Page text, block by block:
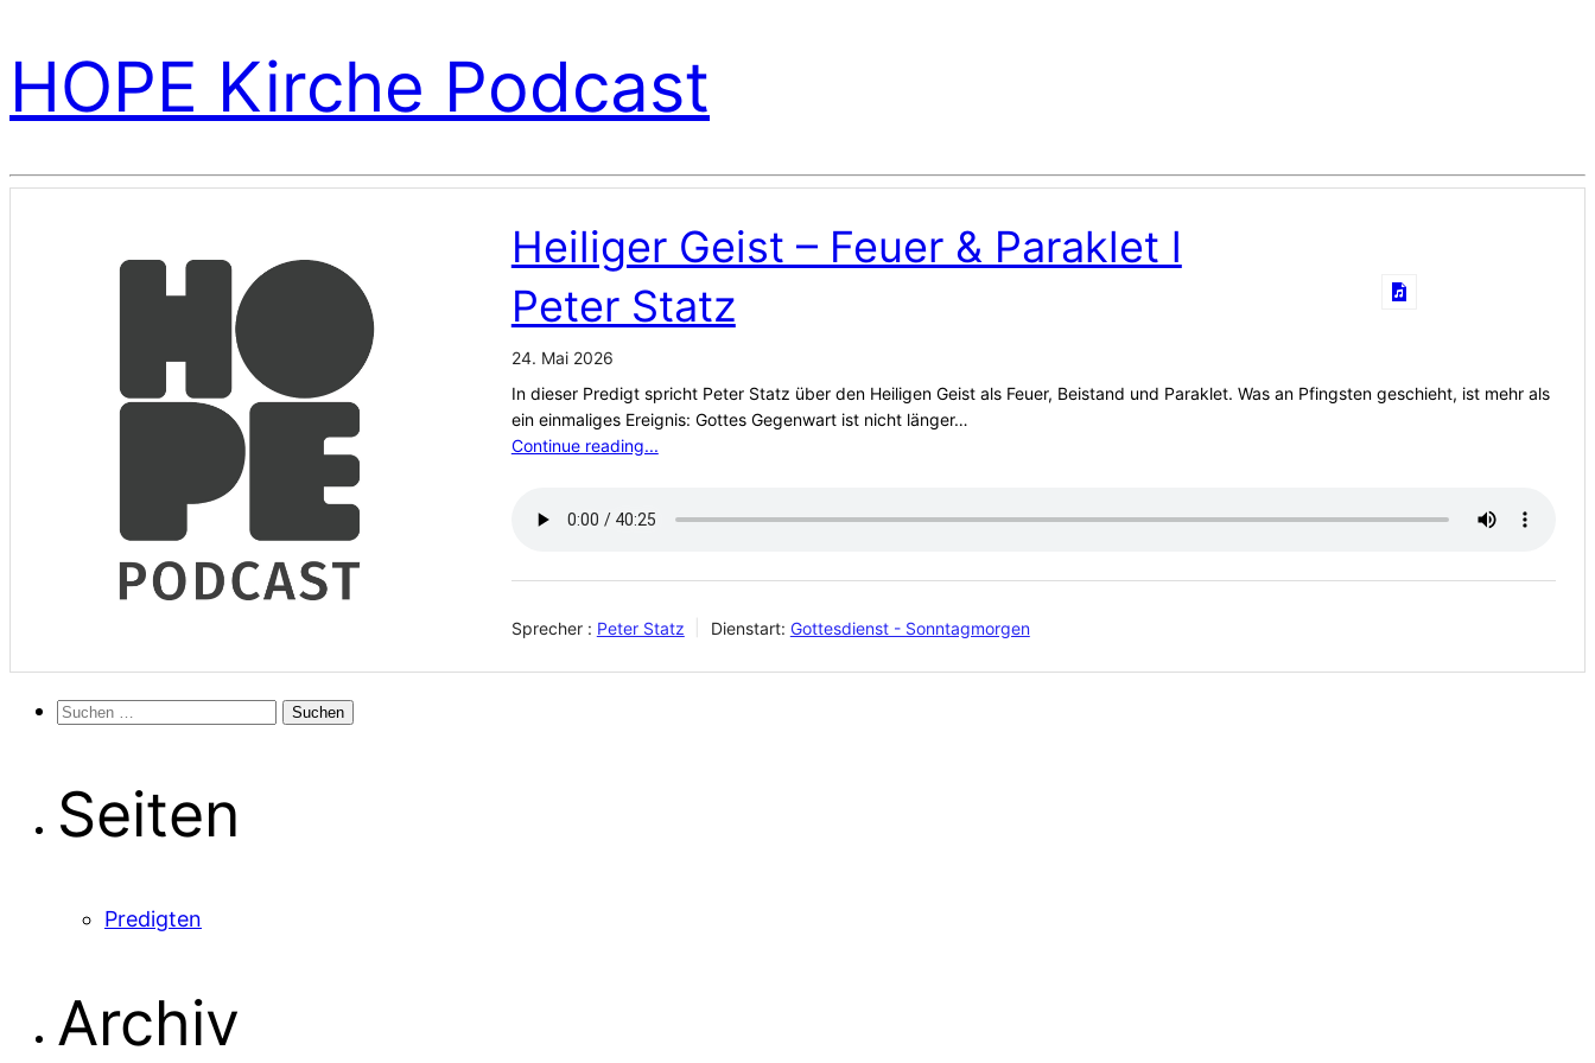
HOPE Kirche Podcast
Heiliger Geist – Feuer & Paraklet l
Peter Statz
24. Mai 2026
In dieser Predigt spricht Peter Statz über den Heiligen Geist als Feuer, Beistand und Paraklet. Was an Pfingsten geschieht, ist mehr als
ein einmaliges Ereignis: Gottes Gegenwart ist nicht länger…
Continue reading...
Sprecher : Peter Statz Dienstart: Gottesdienst - Sonntagmorgen
Suchen
Seiten
Predigten
Archiv